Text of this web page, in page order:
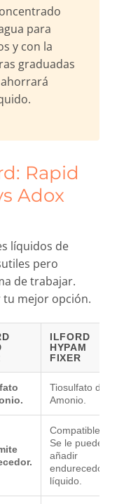
para
y con la
graduadas
Rapid
Adox
líquidos de
pero
de trabajar.
tu mejor opción.
ILFORD
HYPAM
FIXER
Tiosulfato de
Amonio.
Compatible.
Se le puede
añadir
endurecedor
líquido.